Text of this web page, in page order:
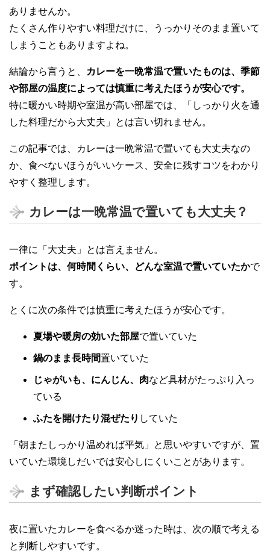
ありませんか。
たくさん作りやすい料理だけに、うっかりそのまま置いて
しまうこともありますよね。
結論から言うと、
カレーを一晩常温で置いたものは、季節
や部屋の温度によっては慎重に考えたほうが安心です。
特に暖かい時期や室温が高い部屋では、「しっかり火を通
した料理だから大丈夫」とは言い切れません。
この記事では、カレーは一晩常温で置いても大丈夫なの
か、食べないほうがいいケース、安全に残すコツをわかり
やすく整理します。
カレーは一晩常温で置いても大丈夫？
一律に「大丈夫」とは言えません。
ポイントは、何時間くらい、どんな室温で置いていたかで
す。
とくに次の条件では慎重に考えたほうが安心です。
夏場や暖房の効いた部屋で置いていた
鍋のまま長時間置いていた
じゃがいも、にんじん、肉など具材がたっぷり入っ
ている
ふたを開けたり混ぜたり していた
「朝またしっかり温めれば平気」と思いやすいですが、置
いていた環境しだいでは安心しにくいことがあります。
まず確認したい判断ポイント
夜に置いたカレーを食べるか迷った時は、次の順で考える
と判断しやすいです。